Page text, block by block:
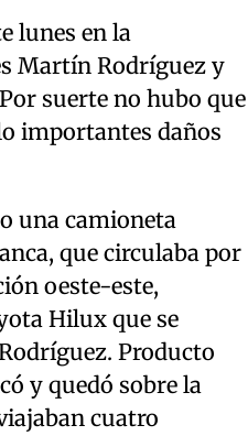
lunes en la
Martín Rodríguez y
suerte no hubo que
importantes daños
una camioneta
que circulaba por
oeste-este,
Hilux que se
Producto
y quedó sobre la
cuatro